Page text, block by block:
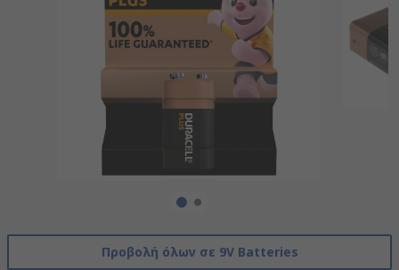
Προβολή όλων σε 9V Batteries